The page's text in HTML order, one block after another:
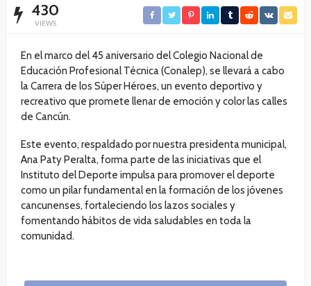
430
VIEWS
En el marco del 45 aniversario del Colegio Nacional de
Educación Profesional Técnica (Conalep), se llevará a cabo
la Carrera de los Súper Héroes, un evento deportivo y
recreativo que promete llenar de emoción y color las calles
de Cancún.
Este evento, respaldado por nuestra presidenta municipal,
Ana Paty Peralta, forma parte de las iniciativas que el
Instituto del Deporte impulsa para promover el deporte
como un pilar fundamental en la formación de los jóvenes
cancunenses, fortaleciendo los lazos sociales y
fomentando hábitos de vida saludables en toda la
comunidad.